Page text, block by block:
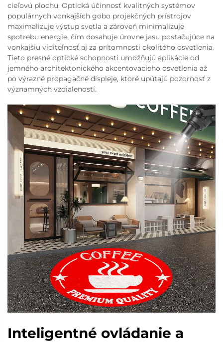
cieľovú plochu. Optická účinnosť kvalitných systémov
populárnych vonkajších gobo projekčných prístrojov
maximalizuje výstup svetla a zároveň minimalizuje
spotrebu energie, čím dosahuje úrovne jasu postačujúce na
vonkajšiu viditeľnosť aj za prítomnosti okolitého osvetlenia.
Tieto presné optické schopnosti umožňujú aplikácie od
jemného architektonického akcentovacieho osvetlenia až
po výrazné propagačné displeje, ktoré upútajú pozornosť z
významných vzdialeností.
Inteligentné ovládanie a